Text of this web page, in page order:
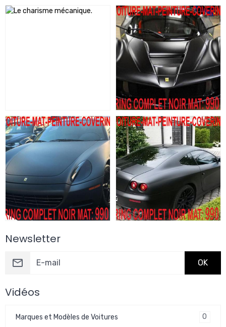
Newsletter
OK
Vidéos
Marques et Modèles de Voitures 0